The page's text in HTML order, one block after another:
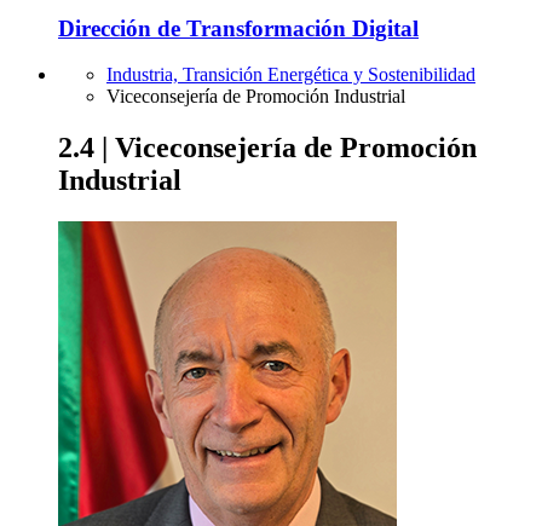
Dirección de Transformación Digital
Industria, Transición Energética y Sostenibilidad
Viceconsejería de Promoción Industrial
2.4 | Viceconsejería de Promoción
Industrial